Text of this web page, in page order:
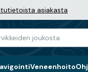
asiakasta
Veneenhoito